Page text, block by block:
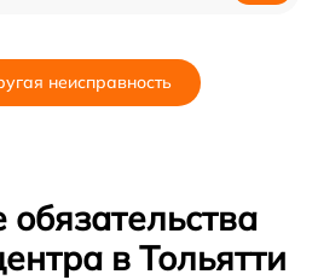
неисправность
в Тольятти